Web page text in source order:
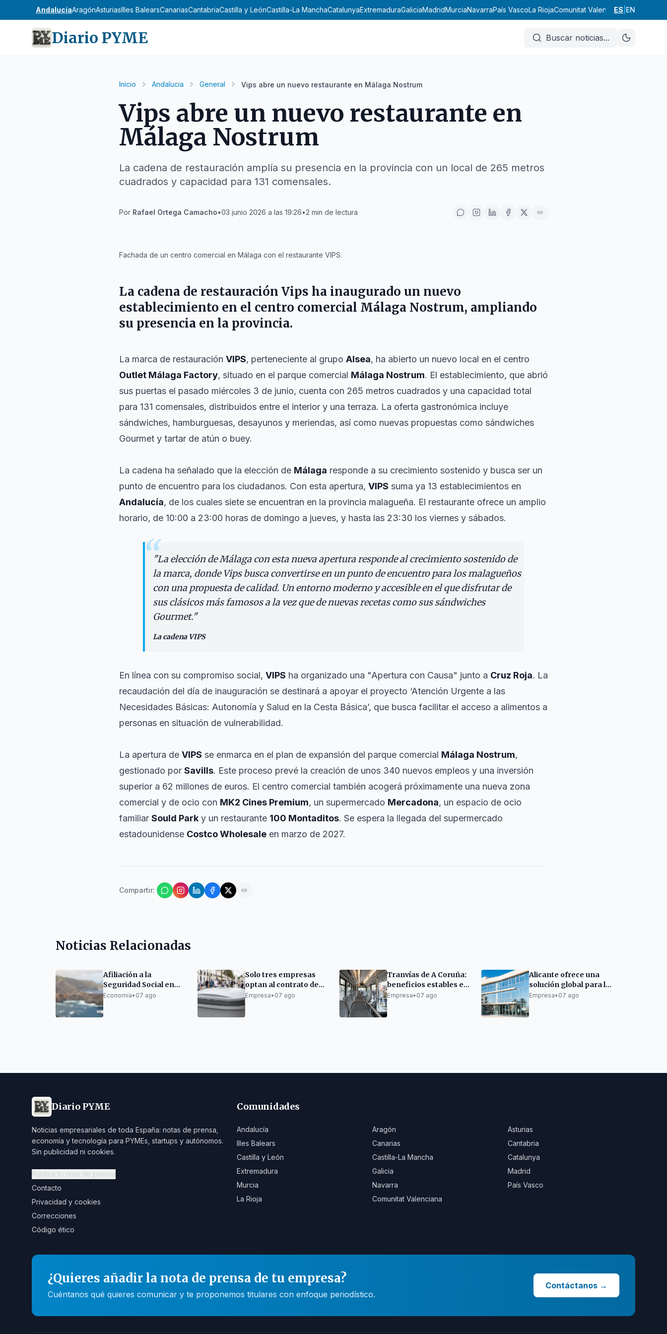
AndalucíaAragónAsturiasIlles BalearsCanariasCantabriaCastilla y LeónCastilla-La ManchaCatalunyaExtremaduraGaliciaMadridMurciaNavarraPaís VascoLa RiojaComunitat Valenciana Andalucía
ES EN
Diario PYME Buscar noticias...
Inicio Andalucia General Vips abre un nuevo restaurante en Málaga Nostrum
Vips abre un nuevo restaurante en
Málaga Nostrum
La cadena de restauración amplía su presencia en la provincia con un local de 265 metros
cuadrados y capacidad para 131 comensales.
Por Rafael Ortega Camacho•03 junio 2026 a las 19:26•2 min de lectura
Fachada de un centro comercial en Málaga con el restaurante VIPS.
La cadena de restauración Vips ha inaugurado un nuevo
establecimiento en el centro comercial Málaga Nostrum, ampliando
su presencia en la provincia.
La marca de restauración VIPS, perteneciente al grupo Alsea, ha abierto un nuevo local en el centro
Outlet Málaga Factory, situado en el parque comercial Málaga Nostrum. El establecimiento, que abrió
sus puertas el pasado miércoles 3 de junio, cuenta con 265 metros cuadrados y una capacidad total
para 131 comensales, distribuidos entre el interior y una terraza. La oferta gastronómica incluye
sándwiches, hamburguesas, desayunos y meriendas, así como nuevas propuestas como sándwiches
Gourmet y tartar de atún o buey.
La cadena ha señalado que la elección de Málaga responde a su crecimiento sostenido y busca ser un
punto de encuentro para los ciudadanos. Con esta apertura, VIPS suma ya 13 establecimientos en
Andalucía, de los cuales siete se encuentran en la provincia malagueña. El restaurante ofrece un amplio
horario, de 10:00 a 23:00 horas de domingo a jueves, y hasta las 23:30 los viernes y sábados.
“"La elección de Málaga con esta nueva apertura responde al crecimiento sostenido de
la marca, donde Vips busca convertirse en un punto de encuentro para los malagueños
con una propuesta de calidad. Un entorno moderno y accesible en el que disfrutar de
sus clásicos más famosos a la vez que de nuevas recetas como sus sándwiches
Gourmet."
La cadena VIPS
En línea con su compromiso social, VIPS ha organizado una "Apertura con Causa" junto a Cruz Roja. La
recaudación del día de inauguración se destinará a apoyar el proyecto ‘Atención Urgente a las
Necesidades Básicas: Autonomía y Salud en la Cesta Básica’, que busca facilitar el acceso a alimentos a
personas en situación de vulnerabilidad.
La apertura de VIPS se enmarca en el plan de expansión del parque comercial Málaga Nostrum,
gestionado por Savills. Este proceso prevé la creación de unos 340 nuevos empleos y una inversión
superior a 62 millones de euros. El centro comercial también acogerá próximamente una nueva zona
comercial y de ocio con MK2 Cines Premium, un supermercado Mercadona, un espacio de ocio
familiar Sould Park y un restaurante 100 Montaditos. Se espera la llegada del supermercado
estadounidense Costco Wholesale en marzo de 2027.
Compartir:
Noticias Relacionadas
Afiliación a la
Seguridad Social en
Canarias: Ligero
Economía• 07 ago
Solo tres empresas
optan al contrato de
recogida de residuos
Empresa• 07 ago
Tranvías de A Coruña:
beneficios estables e
apuesta por la
Empresa• 07 ago
Alicante ofrece una
solución global para la
sede de la Cámara de
Empresa• 07 ago
Diario PYME
Noticias empresariales de toda España: notas de prensa,
economía y tecnología para PYMEs, startups y autónomos.
Sin publicidad ni cookies.
Publica tu nota de prensa
Contacto
Privacidad y cookies
Correcciones
Código ético
Comunidades
Andalucía Aragón
Asturias
Illes Balears
Canarias
Cantabria
Castilla y León
Castilla-La Mancha
Catalunya
Extremadura
Galicia
Madrid
Murcia
Navarra
País Vasco
La Rioja
Comunitat Valenciana
¿Quieres añadir la nota de prensa de tu empresa?
Cuéntanos qué quieres comunicar y te proponemos titulares con enfoque periodístico.
Contáctanos →